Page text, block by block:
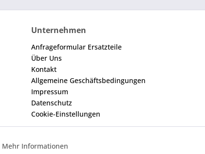
Unternehmen
Anfrageformular Ersatzteile
Über Uns
Kontakt
Allgemeine Geschäftsbedingungen
Impressum
Datenschutz
Cookie-Einstellungen
Mehr Informationen